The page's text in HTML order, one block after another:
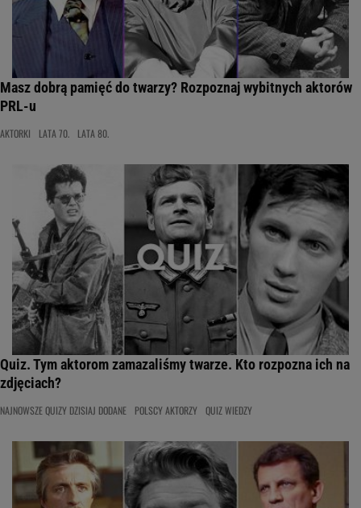
Masz dobrą pamięć do twarzy? Rozpoznaj wybitnych aktorów
PRL-u
AKTORKI LATA 70. LATA 80.
Quiz. Tym aktorom zamazaliśmy twarze. Kto rozpozna ich na
zdjęciach?
NAJNOWSZE QUIZY DZISIAJ DODANE POLSCY AKTORZY QUIZ WIEDZY